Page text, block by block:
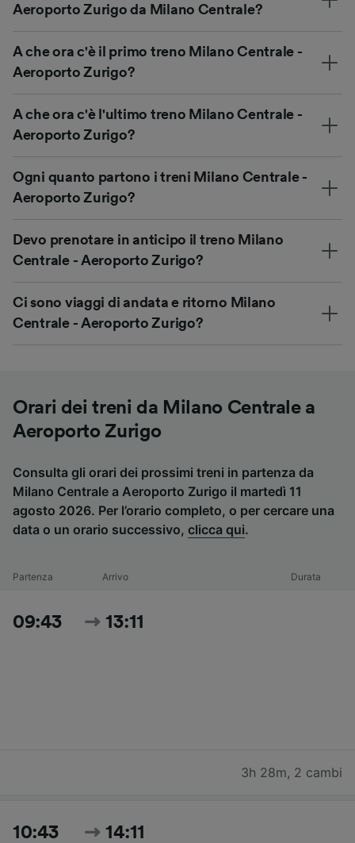
Aeroporto Zurigo da Milano Centrale?
A che ora c'è il primo treno Milano Centrale -
Aeroporto Zurigo?
A che ora c'è l'ultimo treno Milano Centrale -
Aeroporto Zurigo?
Ogni quanto partono i treni Milano Centrale -
Aeroporto Zurigo?
Devo prenotare in anticipo il treno Milano
Centrale - Aeroporto Zurigo?
Ci sono viaggi di andata e ritorno Milano
Centrale - Aeroporto Zurigo?
Orari dei treni da Milano Centrale a
Aeroporto Zurigo
Consulta gli orari dei prossimi treni in partenza da
Milano Centrale a Aeroporto Zurigo il martedì 11
agosto 2026. Per l’orario completo, o per cercare una
data o un orario successivo, clicca qui.
Partenza Arrivo Durata
09:43 13:11
3h 28m, 2 cambi
10:43 14:11